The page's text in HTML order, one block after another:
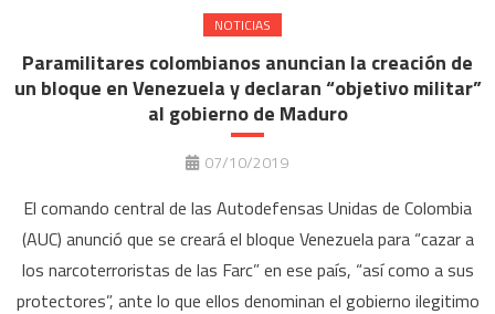
NOTICIAS
Paramilitares colombianos anuncian la creación de
un bloque en Venezuela y declaran “objetivo militar”
al gobierno de Maduro
07/10/2019
El comando central de las Autodefensas Unidas de Colombia
(AUC) anunció que se creará el bloque Venezuela para “cazar a
los narcoterroristas de las Farc” en ese país, “así como a sus
protectores”, ante lo que ellos denominan el gobierno ilegitimo